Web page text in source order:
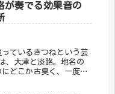
が奏でる効果音の
ているきつねという芸
、大津と淡路。地名の
どこか古臭く、一度見